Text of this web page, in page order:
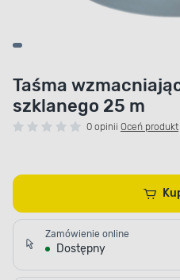
Taśma
szklanego 25 m
0 opinii Oceń produkt
Zamówienie online
Dostępny